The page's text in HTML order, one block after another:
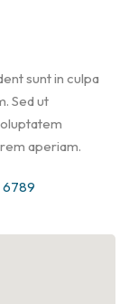
sunt in culpa
Sed ut
aperiam.
6789